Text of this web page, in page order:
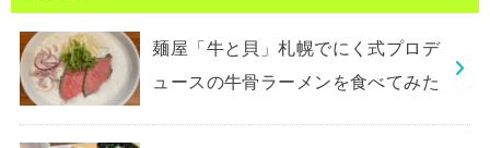
麺屋「牛と貝」札幌でにく式プロデ
ュースの牛骨ラーメンを食べてみた